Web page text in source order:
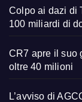
Colpo ai dazi di
100 miliardi di
CR7 apre il suo
oltre 40 milioni
L’avviso di